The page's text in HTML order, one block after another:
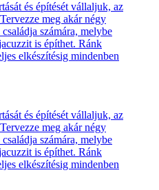
és építését vállaljuk, az
meg akár négy
számára, melybe
is építhet. Ránk
elkészítésig mindenben
és építését vállaljuk, az
meg akár négy
számára, melybe
is építhet. Ránk
elkészítésig mindenben